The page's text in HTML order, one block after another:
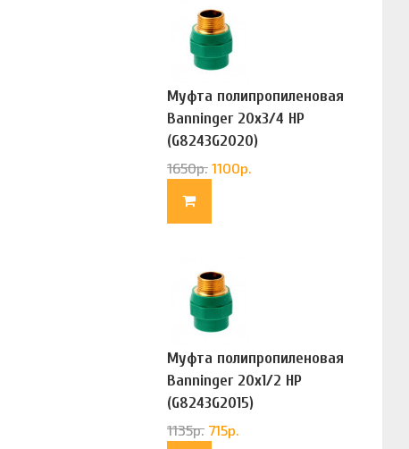
Муфта полипропиленовая
Banninger 20х3/4 НР
(G8243G2020)
1650р. 1100р.
Муфта полипропиленовая
Banninger 20х1/2 НР
(G8243G2015)
1135р. 715р.